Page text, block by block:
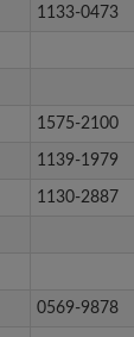
1133-0473
1575-2100
1139-1979
1130-2887
0569-9878